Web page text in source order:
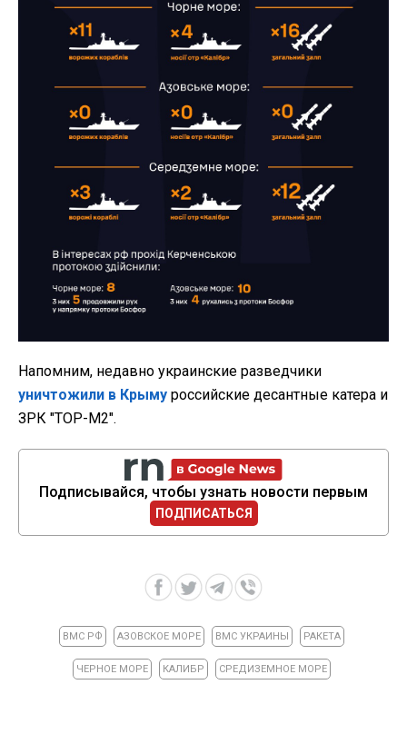
Напомним, недавно украинские разведчики
уничтожили в Крыму российские десантные катера и
ЗРК "ТОР-М2".
Подписывайся, чтобы узнать новости первым
ПОДПИСАТЬСЯ
ВМС РФ АЗОВСКОЕ МОРЕ ВМС УКРАИНЫ РАКЕТА
ЧЕРНОЕ МОРЕ КАЛИБР СРЕДИЗЕМНОЕ МОРЕ